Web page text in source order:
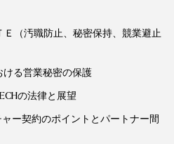
Ｅ（汚職防止、秘密保持、競業避止
ける営業秘密の保護
の法律と展望
ー契約のポイントとパートナー間